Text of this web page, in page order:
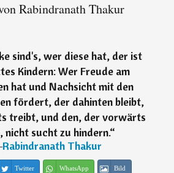
Rabindranath Thakur
sind's, wer diese hat, der ist
Kindern: Wer Freude am
hat und Nachsicht mit den
fördert, der dahinten bleibt,
treibt, und den, der vorwärts
nicht sucht zu hindern.“
Rabindranath Thakur
Twitter WhatsApp Bild